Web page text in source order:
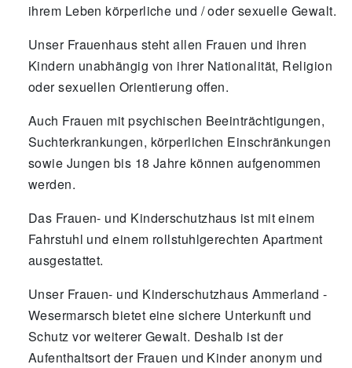
ihrem Leben körperliche und / oder sexuelle Gewalt.
Unser Frauenhaus steht allen Frauen und ihren
Kindern unabhängig von ihrer Nationalität, Religion
oder sexuellen Orientierung offen.
Auch Frauen mit psychischen Beeinträchtigungen,
Suchterkrankungen, körperlichen Einschränkungen
sowie Jungen bis 18 Jahre können aufgenommen
werden.
Das Frauen- und Kinderschutzhaus ist mit einem
Fahrstuhl und einem rollstuhlgerechten Apartment
ausgestattet.
Unser Frauen- und Kinderschutzhaus Ammerland -
Wesermarsch bietet eine sichere Unterkunft und
Schutz vor weiterer Gewalt. Deshalb ist der
Aufenthaltsort der Frauen und Kinder anonym und